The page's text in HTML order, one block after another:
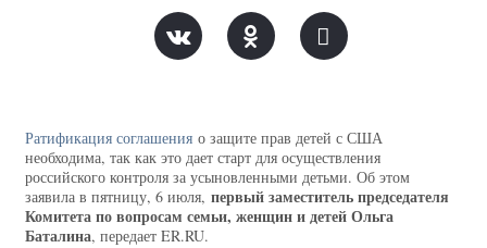
Ратификация соглашения о защите прав детей с США
необходима, так как это дает старт для осуществления
российского контроля за усыновленными детьми. Об этом
заявила в пятницу, 6 июля, первый заместитель председателя
Комитета по вопросам семьи, женщин и детей Ольга
Баталина, передает ER.RU.